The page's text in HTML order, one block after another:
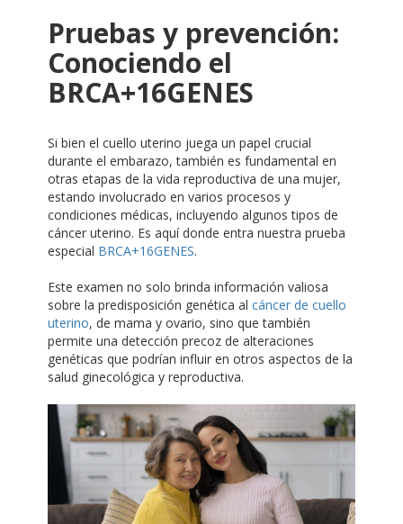
Pruebas y prevención:
Conociendo el
BRCA+16GENES
Si bien el cuello uterino juega un papel crucial
durante el embarazo, también es fundamental en
otras etapas de la vida reproductiva de una mujer,
estando involucrado en varios procesos y
condiciones médicas, incluyendo algunos tipos de
cáncer uterino. Es aquí donde entra nuestra prueba
especial BRCA+16GENES.
Este examen no solo brinda información valiosa
sobre la predisposición genética al cáncer de cuello
uterino, de mama y ovario, sino que también
permite una detección precoz de alteraciones
genéticas que podrían influir en otros aspectos de la
salud ginecológica y reproductiva.